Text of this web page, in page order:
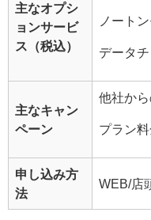
主なオプシ
ョンサービ
ス（税込）
ノート
データ
主なキャン
ペーン
他社か
プラン
申し込み方
法
WEB/店